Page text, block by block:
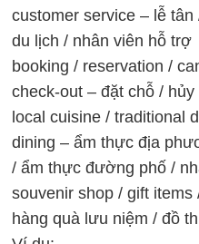
customer service – lễ
du lịch / nhân viên hỗ trợ
booking / reservation /
check-out – đặt chỗ /
local cuisine / traditional
dining – ẩm thực địa
/ ẩm thực đường phố /
souvenir shop / gift
hàng quà lưu niệm / đồ